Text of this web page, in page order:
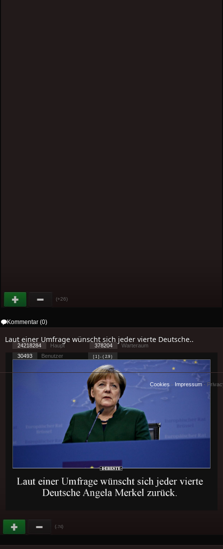
(+26)
Kommentar (0)
Laut einer Umfrage wünscht sich jeder vierte Deutsche..
(-74)
24218284 Haupt 378204
Warteraum
30493
Benutzer [ 1 ] - ( 2.9 )
Cookies - Impressum-